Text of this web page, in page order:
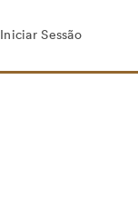
Iniciar Sessão